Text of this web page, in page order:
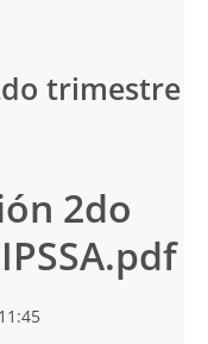
trimestre
2do